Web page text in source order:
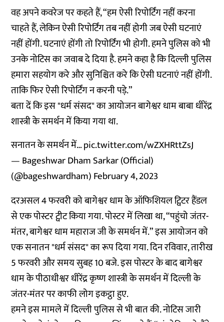
वह अपने कवरेज पर कहते हैं, “हम ऐसी रिपोर्टिंग नहीं करना
चाहते हैं, लेकिन ऐसी रिपोर्टिंग तब नहीं होगी जब ऐसी घटनाएं
नहीं होंगी. घटनाएं होंगी तो रिपोर्टिंग भी होगी. हमने पुलिस को भी
उनके नोटिस का जवाब दे दिया है. हमने कहा है कि दिल्ली पुलिस
हमारा सहयोग करे और सुनिश्चित करे कि ऐसी घटनाएं नहीं होंगी.
ताकि फिर ऐसी रिपोर्टिंग न करनी पड़े.”
बता दें कि इस "धर्म संसद" का आयोजन बागेश्वर धाम बाबा धीरेंद्र
शास्त्री के समर्थन में किया गया था.
सनातन के समर्थन में…pic.twitter.com/wZXHRttZsJ
— Bageshwar Dham Sarkar (Official)
(@bageshwardham)February 4, 2023
दरअसल 4 फरवरी को बागेश्वर धाम के ऑफिशियल ट्विटर हैंडल
से एक पोस्टर ट्वीट किया गया. पोस्टर में लिखा था, “पहुंचो जंतर-
मंतर, बागेश्वर धाम महाराज जी के समर्थन में.” इस आयोजन को
एक सनातन "धर्म संसद" का रूप दिया गया. दिन रविवार, तारीख
5 फरवरी और समय सुबह 10 बजे. इस पोस्टर के बाद बागेश्वर
धाम के पीठाधीश्वर धीरेंद्र कृष्ण शास्त्री के समर्थन में दिल्ली के
जंतर-मंतर पर काफी लोग इकट्ठा हुए.
हमने इस मामले में दिल्ली पुलिस से भी बात की. नोटिस जारी